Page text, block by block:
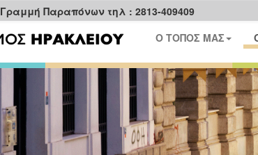
Γραμμή Παραπόνων τηλ : 2813-409409
Ο ΤΟΠΟΣ ΜΑΣ